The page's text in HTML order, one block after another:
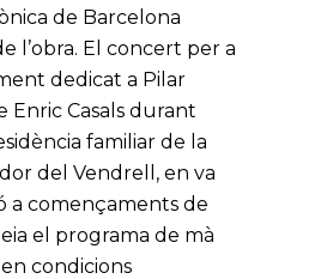
de Barcelona
l’obra. El concert per a
dedicat a Pilar
Enric Casals durant
familiar de la
del Vendrell, en va
a començaments de
el programa de mà
condicions